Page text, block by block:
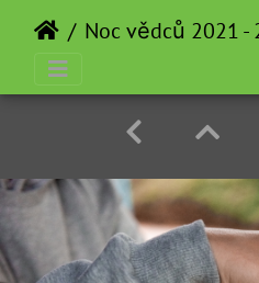
Noc vědců 2021 -